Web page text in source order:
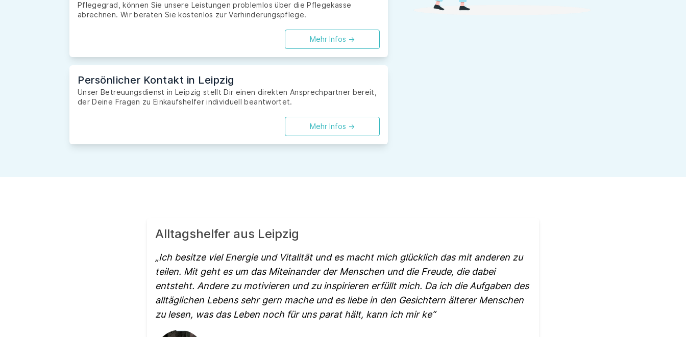
Pflegegrad, können Sie unsere Leistungen problemlos über die Pflegekasse
abrechnen. Wir beraten Sie kostenlos zur Verhinderungspflege.
Mehr Infos ->
Persönlicher Kontakt in Leipzig
Unser Betreuungsdienst in Leipzig stellt Dir einen direkten Ansprechpartner bereit,
der Deine Fragen zu Einkaufshelfer individuell beantwortet.
Mehr Infos ->
Alltagshelfer aus Leipzig
Ich besitze viel Energie und Vitalität und es macht mich glücklich das mit anderen zu
teilen. Mit geht es um das Miteinander der Menschen und die Freude, die dabei
entsteht. Andere zu motivieren und zu inspirieren erfüllt mich. Da ich die Aufgaben des
alltäglichen Lebens sehr gern mache und es liebe in den Gesichtern älterer Menschen
zu lesen, was das Leben noch für uns parat hält, kann ich mir ke